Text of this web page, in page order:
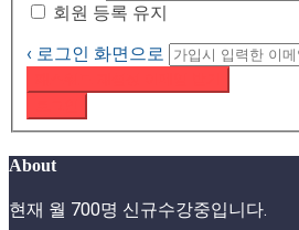
회원 등록 유지
‹ 로그인 화면으로
About
현재 월 700명 신규수강중입니다.